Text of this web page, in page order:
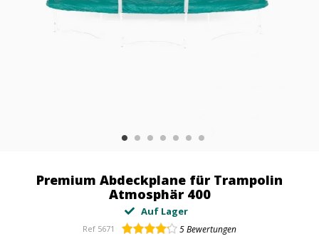
Premium Abdeckplane für Trampolin
Atmosphär 400
Auf Lager
Ref 5671 5Bewertungen